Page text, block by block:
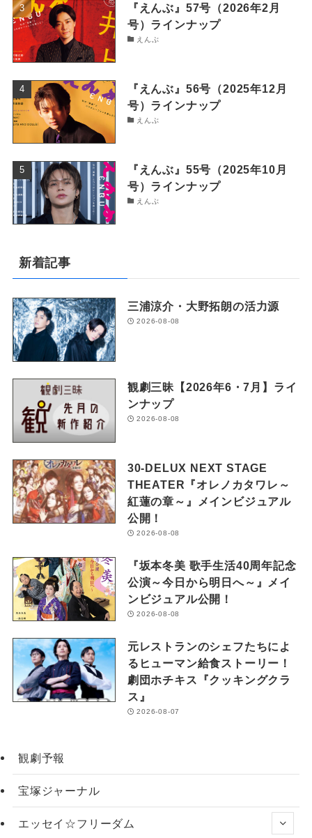
『えんぶ』57号（2026年2月
号）ラインナップ
えんぶ
『えんぶ』56号（2025年12月
号）ラインナップ
えんぶ
『えんぶ』55号（2025年10月
号）ラインナップ
えんぶ
新着記事
三浦涼介・大野拓朗の活力源
2026-08-08
観劇三昧【2026年6・7月】ライ
ンナップ
2026-08-08
30-DELUX NEXT STAGE
THEATER『オレノカタワレ～
紅蓮の章～』メインビジュアル
公開！
2026-08-08
『坂本冬美 歌手生活40周年記念
公演～今日から明日へ～』メイ
ンビジュアル公開！
2026-08-08
元レストランのシェフたちによ
るヒューマン給食ストーリー！
劇団ホチキス『クッキングクラ
ス』
2026-08-07
観劇予報
宝塚ジャーナル
エッセイ☆フリーダム